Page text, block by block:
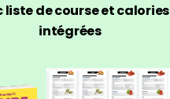
liste de course et calories
intégrées